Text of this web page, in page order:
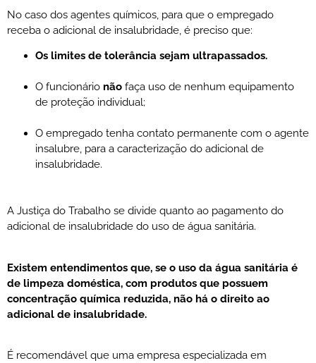
No caso dos agentes químicos, para que o empregado
receba o adicional de insalubridade, é preciso que:
Os limites de tolerância sejam ultrapassados.
O funcionário não faça uso de nenhum equipamento
de proteção individual;
O empregado tenha contato permanente com o agente
insalubre, para a caracterização do adicional de
insalubridade.
A Justiça do Trabalho se divide quanto ao pagamento do
adicional de insalubridade do uso de água sanitária.
Existem entendimentos que, se o uso da água sanitária é
de limpeza doméstica, com produtos que possuem
concentração química reduzida, não há o direito ao
adicional de insalubridade.
É recomendável que uma empresa especializada em